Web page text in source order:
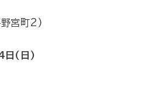
野宮町2)
日(日)